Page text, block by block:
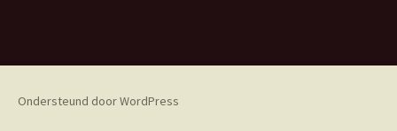
Ondersteund door WordPress